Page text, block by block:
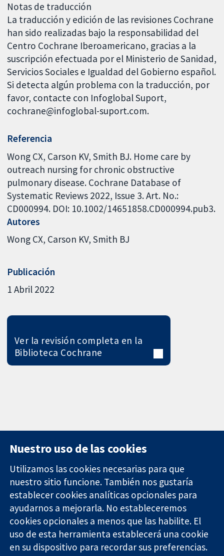
Notas de traducción
La traducción y edición de las revisiones Cochrane
han sido realizadas bajo la responsabilidad del
Centro Cochrane Iberoamericano, gracias a la
suscripción efectuada por el Ministerio de Sanidad,
Servicios Sociales e Igualdad del Gobierno español.
Si detecta algún problema con la traducción, por
favor, contacte con Infoglobal Suport,
cochrane@infoglobal-suport.com.
Referencia
Wong CX, Carson KV, Smith BJ. Home care by
outreach nursing for chronic obstructive
pulmonary disease. Cochrane Database of
Systematic Reviews 2022, Issue 3. Art. No.:
CD000994. DOI: 10.1002/14651858.CD000994.pub3.
Autores
Wong CX Carson KV Smith BJ
Publicación
1 Abril 2022
Ver la revisión completa en la
Biblioteca Cochrane
Evidencia fiable.
Decisiones
informadas.
Mejor salud.
11-13 Cavendish
Square
Londres
W1G 0AN
Reino Unido
Contacto
Noticias
Prensa
Sobre
nosotros
Empleo
Cochrane
Nuestro uso de las cookies
Utilizamos las cookies necesarias para que
nuestro sitio funcione. También nos gustaría
establecer cookies analíticas opcionales para
ayudarnos a mejorarla. No estableceremos
cookies opcionales a menos que las habilite. El
uso de esta herramienta establecerá una cookie
en su dispositivo para recordar sus preferencias.